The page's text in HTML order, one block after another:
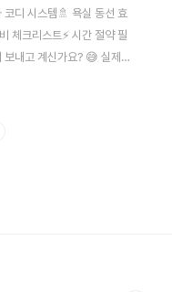
디 시스템🚿 욕실 동선 효
체크리스트⚡ 시간 절약 필
보내고 계신가요? 😅 실제로
고 해요. 하지만 몇 가지 간
노하우를 공유해 드릴게요!